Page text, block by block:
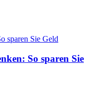
So sparen Sie